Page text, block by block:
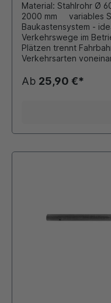
Material: Stahlrohr Ø
2000 mm variables Schutzgeländer im
Baukastensystem -
Verkehrswege im
Plätzen trennt
Verkehrsarten
Personenleitsystem
elektrisch nicht
Ab 25,90 €*